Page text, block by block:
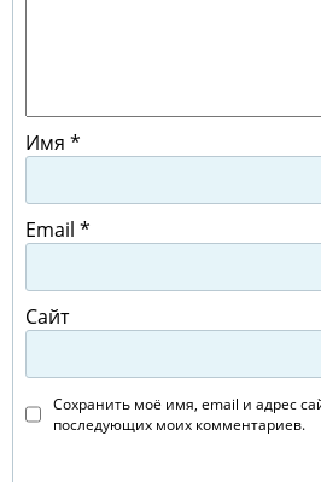
Имя *
Email *
Сайт
Сохранить моё имя, email и адрес
последующих моих комментариев.